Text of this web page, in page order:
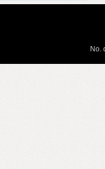
No.